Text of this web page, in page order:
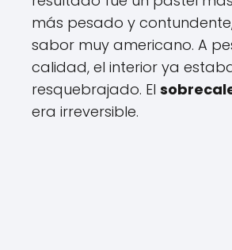
más pesado y
sabor muy americano. A
calidad, el interior ya
resquebrajado. El
era irreversible.